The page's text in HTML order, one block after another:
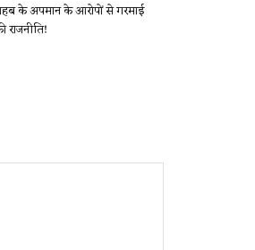
के अपमान के आरोपों से गरमाई
राजनीति!